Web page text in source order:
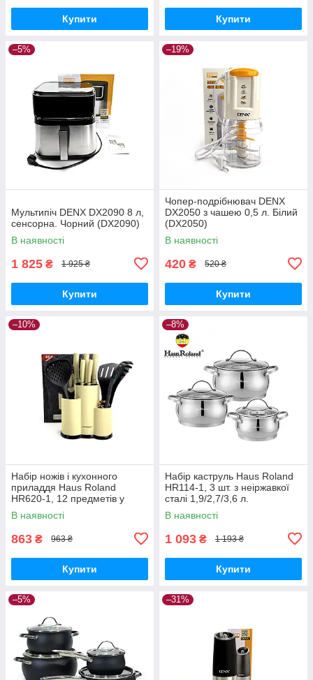
Купити Купити
–5%
Мультипіч DENX DX2090 8 л,
сенсорна. Чорний (DX2090)
В наявності
1 825 ₴ 1 925 ₴
Купити
–19%
Чопер-подрібнювач DENX
DX2050 з чашею 0,5 л. Білий
(DX2050)
В наявності
420 ₴ 520 ₴
Купити
–10%
Набір ножів і кухонного
приладдя Haus Roland
HR620-1, 12 предметів у
підставці. Бежево-чорний
(HR620-1)
В наявності
863 ₴ 963 ₴
Купити
–8%
Набір каструль Haus Roland
HR114-1, 3 шт. з неіржавкої
сталі 1,9/2,7/3,6 л.
Сріблястий (HR114-1)
В наявності
1 093 ₴ 1 193 ₴
Купити
–5% –31%